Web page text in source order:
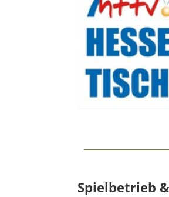
Spielbetrieb